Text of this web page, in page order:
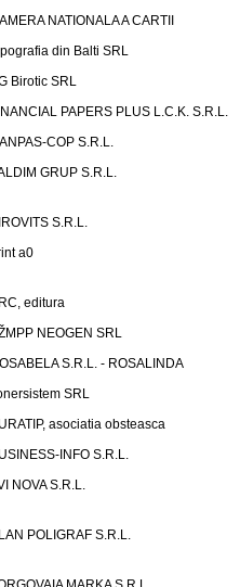
NATIONALA A CARTII
din Balti SRL
Birotic SRL
PAPERS PLUS L.C.K. S.R.L.
COP S.R.L.
GRUP S.R.L.
S.R.L.
a0
editura
NEOGEN SRL
S.R.L. - ROSALINDA
SRL
asociatia obsteasca
INFO S.R.L.
NOVA S.R.L.
POLIGRAF S.R.L.